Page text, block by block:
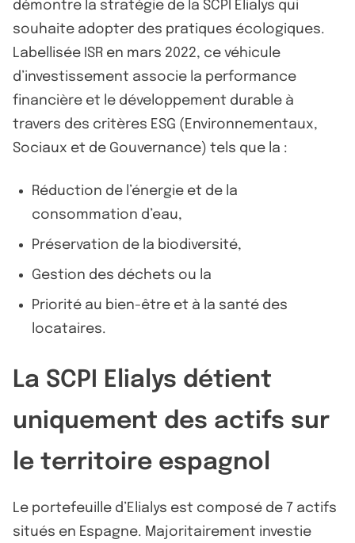
démontre la stratégie de la SCPI Elialys qui
souhaite adopter des pratiques écologiques.
Labellisée ISR en mars 2022, ce véhicule
d’investissement associe la performance
financière et le développement durable à
travers des critères ESG (Environnementaux,
Sociaux et de Gouvernance) tels que la :
Réduction de l’énergie et de la
consommation d’eau,
Préservation de la biodiversité,
Gestion des déchets ou la
Priorité au bien-être et à la santé des
locataires.
La SCPI Elialys détient
uniquement des actifs sur
le territoire espagnol
Le portefeuille d’Elialys est composé de 7 actifs
situés en Espagne. Majoritairement investie